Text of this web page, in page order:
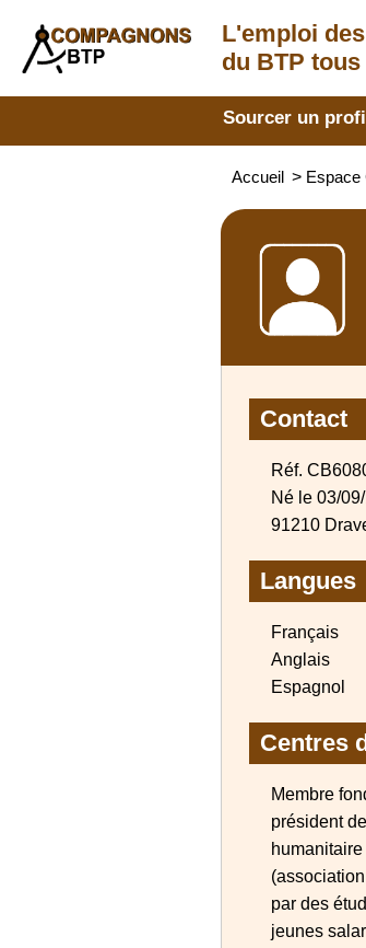
L'emploi
du BTP
Sourcer un
Accueil > Espace
Contact
Réf.
Né le 03/
91210
Langues
Français
Anglais
Espagnol
Centres
Membre
président
par des
jeunes